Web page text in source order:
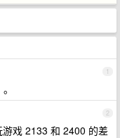
1
2
戏 2133 和 2400 的差